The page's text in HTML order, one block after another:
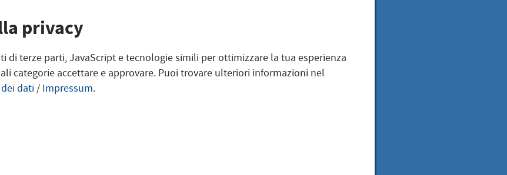
der
- Übernahme
für eine
privacy
di terze parti, JavaScript e tecnologie simili per ottimizzare la tua esperienza
categorie accettare e approvare. Puoi trovare ulteriori informazioni nel
dati / Impressum.